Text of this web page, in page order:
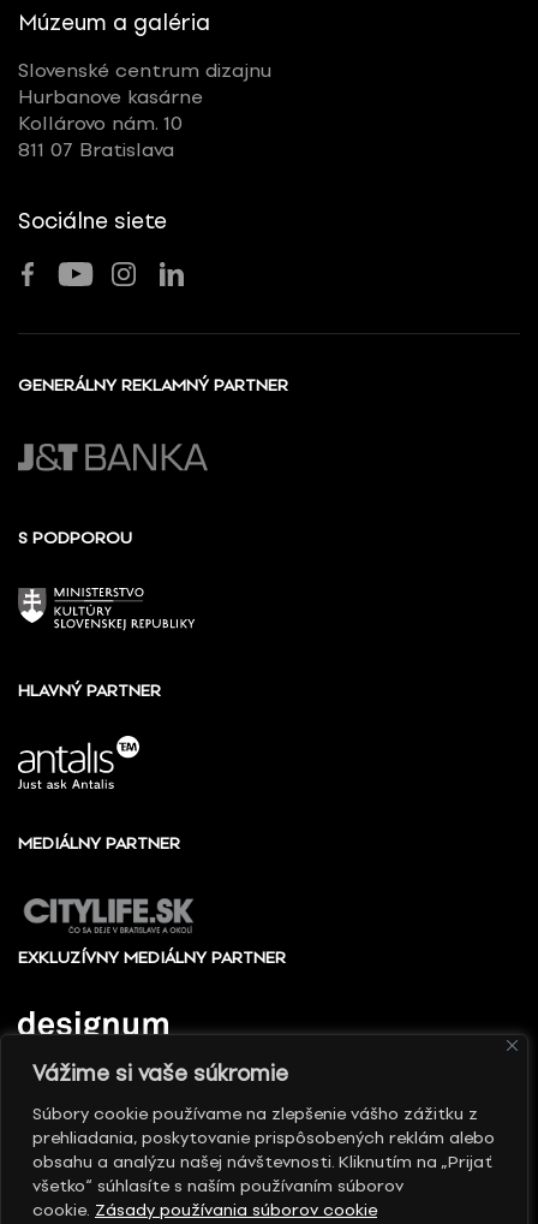
Vážime si vaše súkromie
Súbory cookie používame na zlepšenie vášho zážitku z
prehliadania, poskytovanie prispôsobených reklám alebo
obsahu a analýzu našej návštevnosti. Kliknutím na „Prijať
všetko“ súhlasíte s naším používaním súborov
cookie. Zásady používania súborov cookie
Múzeum a galéria
Slovenské centrum dizajnu
Hurbanove kasárne
Kollárovo nám. 10
811 07 Bratislava
Sociálne siete
GENERÁLNY REKLAMNÝ PARTNER
S PODPOROU
HLAVNÝ PARTNER
MEDIÁLNY PARTNER
EXKLUZÍVNY MEDIÁLNY PARTNER
© 2010 - 2026 Slovenské centrum dizajnu, Všetky
práva vyhradené